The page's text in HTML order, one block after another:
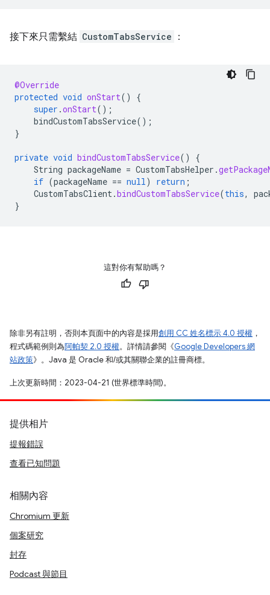
接下來只需繫結 CustomTabsService ：
@Override
protected void onStart()
{
super .onStart();
bindCustomTabsService();
}
private void bindCustomTabsService()
{
String packageName = CustomTabsHelper .
if (packageName == null) return ;
CustomTabsClient.bindCustomTabsService(this,
}
這對你有幫助嗎？
除非另有註明，否則本頁面中的內容是採用創用 CC 姓名標示 4.0 授權 ，
程式碼範例則為阿帕契 2.0 授權。詳情請參閱《Google Developers 網
站政策》。Java 是 Oracle 和/或其關聯企業的註冊商標。
上次更新時間：2023-04-21 (世界標準時間)。
提供相片
提報錯誤
查看已知問題
相關內容
Chromium 更新
個案研究
封存
Podcast 與節目